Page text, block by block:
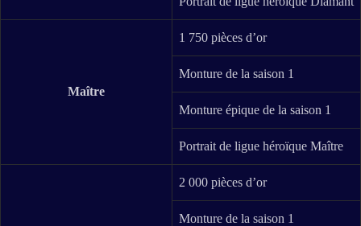
Maître
1 750 pièces d’or
Monture de la saison 1
Monture épique de la saison 1
Portrait de ligue héroïque Maître
2 000 pièces d’or
Monture de la saison 1